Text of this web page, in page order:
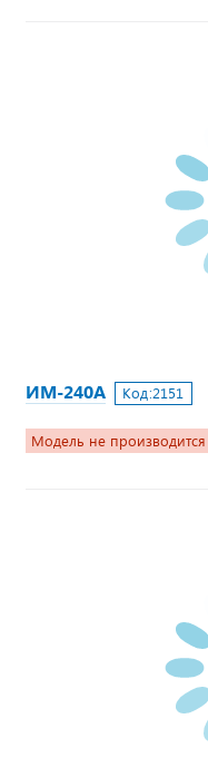
ИМ-240А Код:2151
Модель не производится